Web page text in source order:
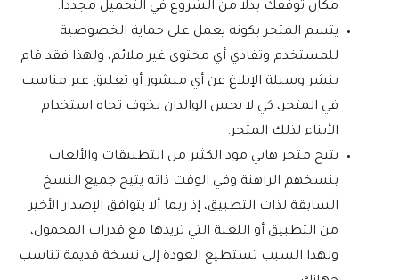
مكان توقفك بدلا من الشروع في التحميل مجددا.
يتسم المتجر بكونه يعمل على حماية الخصوصية
للمستخدم وتفادي أي محتوى غير ملائم، ولهذا فقد قام
بنشر وسيلة الإبلاغ عن أي منشور أو تعليق غير مناسب
في المتجر، كي لا يحس الوالدان بخوف تجاه استخدام
الأبناء لذلك المتجر.
يتيح متجر هابي مود الكثير من التطبيقات والألعاب
بنسخهم الراهنة وفي الوقت ذاته يتيح جميع النسخ
السابقة لذات التطبيق، إذ ربما ألا يتوافق الإصدار الأخير
من التطبيق أو اللعبة التي تريدها مع قدرات المحمول،
ولهذا السبب تستطيع العودة إلى نسخة قديمة تناسب